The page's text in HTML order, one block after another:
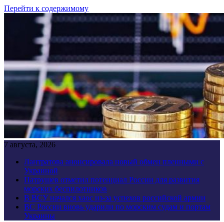
Перейти к содержимому
7 августа, 2026
Лантратова анонсировала новый обмен пленными с
Украиной
Патрушев отметил потенциал России для развития
морских беспилотников
В ВСУ начался хаос из-за успехов российской армии
ВС России вновь ударили по морским судам и портам
Украины